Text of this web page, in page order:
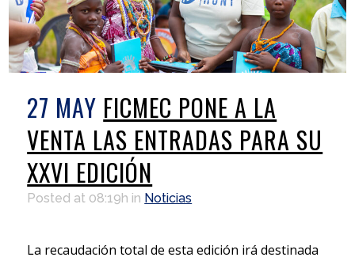
27 MAY FICMEC PONE A LA
VENTA LAS ENTRADAS PARA SU
XXVI EDICIÓN
Posted at 08:19h in Noticias
La recaudación total de esta edición irá destinada